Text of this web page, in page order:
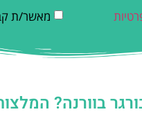
מאשר/ת
בוורנה?